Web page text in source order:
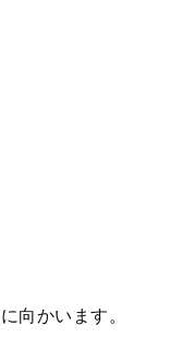
向かいます。